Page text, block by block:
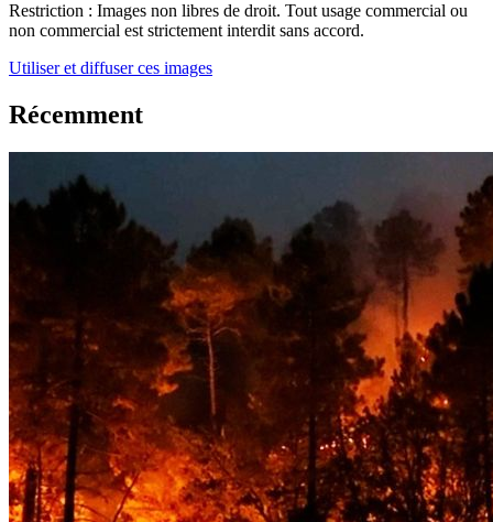
Restriction : Images non libres de droit. Tout usage commercial ou
non commercial est strictement interdit sans accord.
Utiliser et diffuser ces images
Récemment